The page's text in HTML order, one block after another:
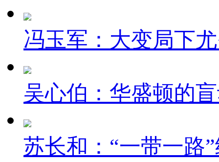
冯玉军：大变局下
吴心伯：华盛顿的
苏长和：“一带一路